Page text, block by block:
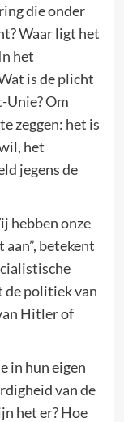
die onder
Waar ligt het
het
is de plicht
Unie? Om
zeggen: het is
het
jegens de
hebben onze
betekent
de politiek van
Hitler of
in hun eigen
van de
het er? Hoe